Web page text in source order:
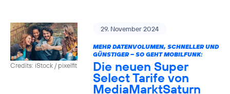
Credits: iStock / pixelfit
29. November 2024
MEHR DATENVOLUMEN, SCHNELLER UND
GÜNSTIGER – SO GEHT MOBILFUNK:
Die neuen Super
Select Tarife von
MediaMarktSaturn